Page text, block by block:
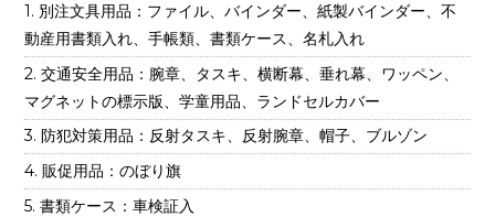
別注文具用品：ファイル、バインダー、紙製バインダー、不
動産用書類入れ、手帳類、書類ケース、名札入れ
交通安全用品：腕章、タスキ、横断幕、垂れ幕、ワッペン、
マグネットの標示版、学童用品、ランドセルカバー
防犯対策用品：反射タスキ、反射腕章、帽子、ブルゾン
販促用品：のぼり旗
書類ケース：車検証入